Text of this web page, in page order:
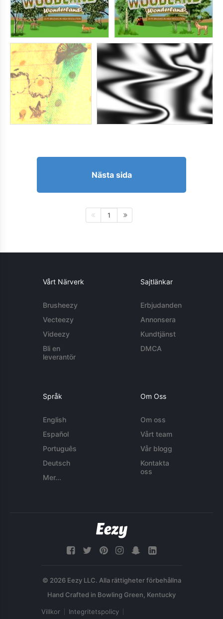
Nästa sida
1
Vårt Närverk
Brusheezy
Vecteezy
Videezy
Bli en
leverantör
Sajtlänkar
Erbjudanden
Annonsera
Kundtjänst
DMCA
Språk
English
Español
Português
Deutsch
Mer...
Om Oss
Om oss
Vårt team
Vår blogg
Kontakta
oss
© 2026 Eezy LLC. Alla rättigheter förbehållna
Villkor Integritetspolicy